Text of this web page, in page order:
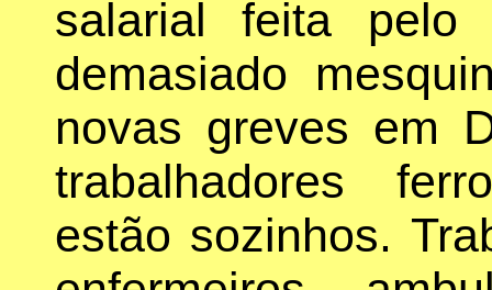
salarial feita pelo
demasiado
novas greves em
trabalhadores
estão sozinhos.